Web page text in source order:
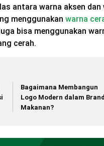
antara warna aksen
menggunakan warna
bisa menggunakan
cerah.
Bagaimana Membangun
Logo Modern dalam Brand
Makanan?